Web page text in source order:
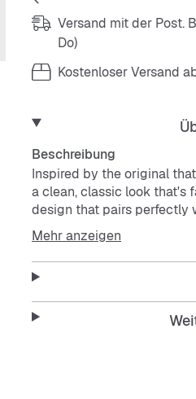
Versand mit der Post.
Do)
Kostenloser Versand
Beschreibung
Inspired by the original
a clean, classic look that's
design that pairs perfectly
be on point.
Nike Air technology
Perforations on the sides
Mehr anzeigen